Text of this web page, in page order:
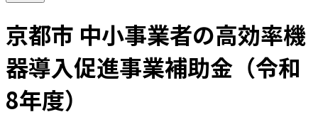
京都市 中小事業者の高効率機
器導入促進事業補助金（令和
8年度）